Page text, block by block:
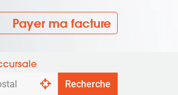
Payer ma facture
Recherche